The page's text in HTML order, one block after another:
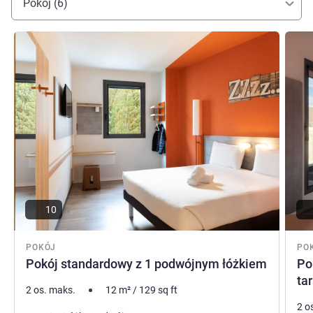
Zarządzanie hotelem
Pokój (6)
POKÓJ
Pokój standardowy z 1 podwójnym łóżkiem
Pokaż szczegóły
10
2 os. maks. 12 m²/ 129 sq ft
Pokaż
2